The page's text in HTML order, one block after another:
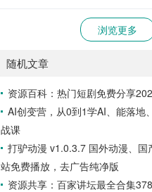
浏览更多
随机文章
资源百科：热门短剧免费分享
AI创变营，从0到1学AI、能落地
战课
打驴动漫 v1.0.3.7 国外动漫、国
站免费播放，去广告纯净版
资源共享：百家讲坛最全合集